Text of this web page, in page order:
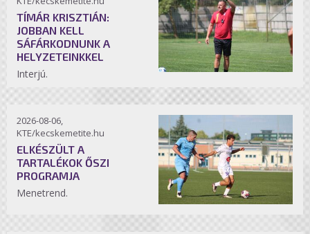
TÍMÁR KRISZTIÁN:
JOBBAN KELL
SÁFÁRKODNUNK A
HELYZETEINKKEL
Interjú.
2026-08-06,
KTE/kecskemetite.hu
ELKÉSZÜLT A
TARTALÉKOK ŐSZI
PROGRAMJA
Menetrend.